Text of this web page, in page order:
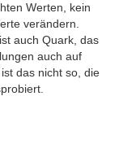
Werten, kein
verändern.
auch Quark, das
auch auf
das nicht so, die